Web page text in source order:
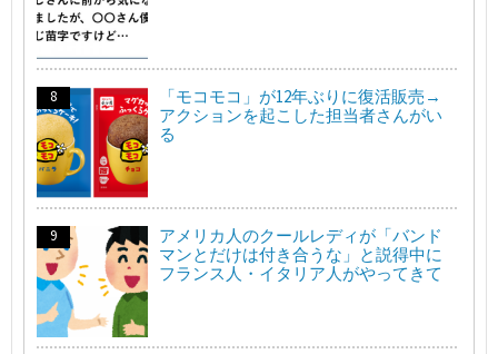
「モコモコ」が12年ぶりに復活販売→
アクションを起こした担当者さんがい
る
アメリカ人のクールレディが「バンド
マンとだけは付き合うな」と説得中に
フランス人・イタリア人がやってきて